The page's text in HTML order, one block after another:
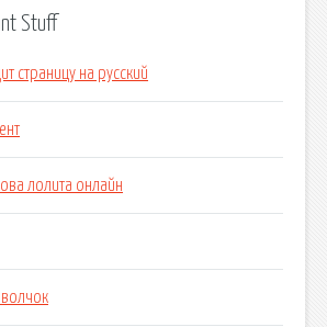
Stuff
страницу на русский
лолита онлайн